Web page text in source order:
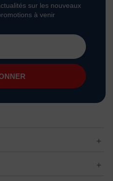
sur les nouveaux
à venir